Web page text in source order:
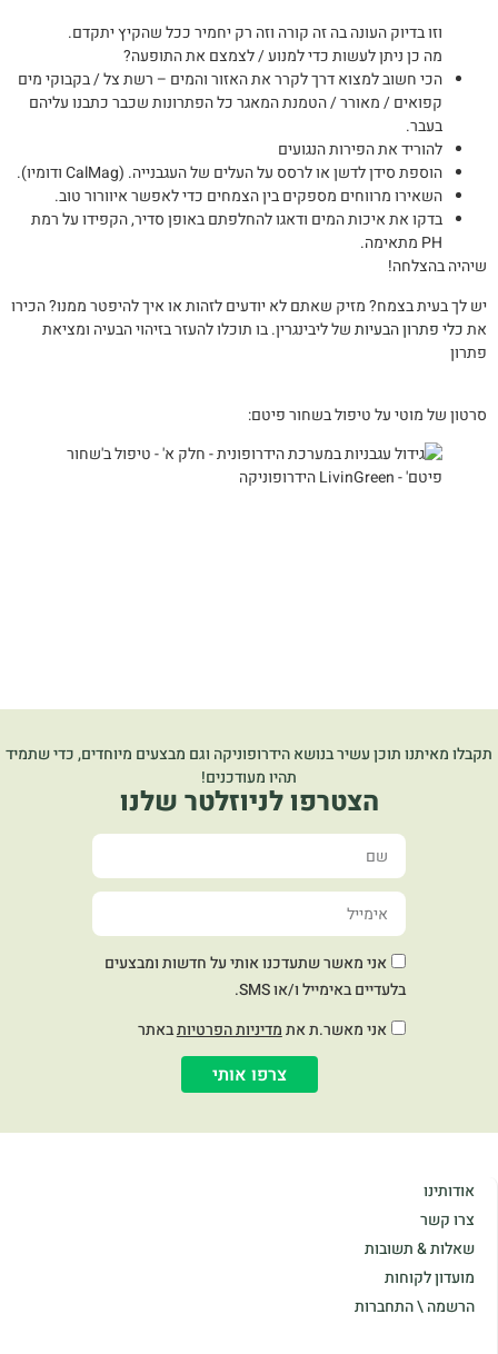
וזו בדיוק העונה בה זה קורה וזה רק יחמיר ככל שהקיץ יתקדם.
מה כן ניתן לעשות כדי למנוע / לצמצם את התופעה?
הכי חשוב למצוא דרך לקרר את האזור והמים – רשת צל / בקבוקי מים
קפואים / מאורר / הטמנת המאגר כל הפתרונות שכבר כתבנו עליהם
בעבר.
להוריד את הפירות הנגועים
הוספת סידן לדשן או לרסס על העלים של העגבנייה. (CalMag ודומיו).
השאירו מרווחים מספקים בין הצמחים כדי לאפשר איוורור טוב.
בדקו את איכות המים ודאגו להחלפתם באופן סדיר, הקפידו על רמת
PH מתאימה.
שיהיה בהצלחה!
יש לך בעית בצמח? מזיק שאתם לא יודעים לזהות או איך להיפטר ממנו? הכירו
אתכלי פתרון הבעיותשל ליבינגרין. בו תוכלו להעזר בזיהוי הבעיה ומציאת
פתרון
סרטון של מוטי על טיפול בשחור פיטם:
תקבלו מאיתנו תוכן עשיר בנושא הידרופוניקה וגם מבצעים מיוחדים, כדי שתמיד
תהיו מעודכנים!
הצטרפו לניוזלטר שלנו
אני מאשר שתעדכנו אותי על חדשות ומבצעים
בלעדיים באימייל ו/או SMS.
אני מאשר.ת אתמדיניות הפרטיותבאתר
צרפו אותי
אודותינו
צרו קשר
שאלות & תשובות
מועדון לקוחות
הרשמה \ התחברות